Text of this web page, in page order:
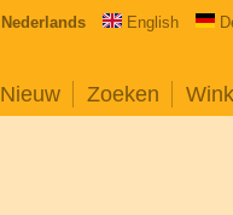
Nederlands English
Nieuw Zoeken